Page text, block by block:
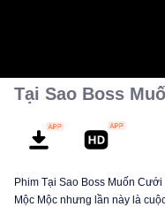
Tại Sao Boss
Phim Tại Sao Boss Muốn
Mộc Mộc nhưng lần này là